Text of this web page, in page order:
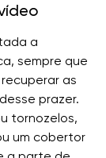
a
sempre que
as
prazer.
tornozelos,
um cobertor